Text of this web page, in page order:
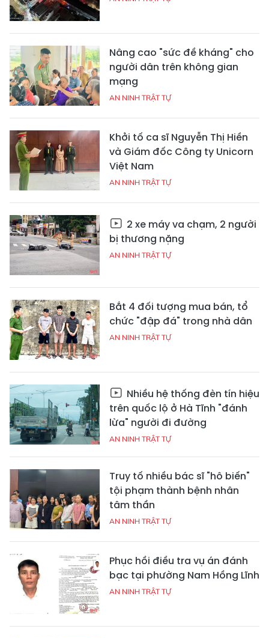
Nâng cao "sức đề kháng" cho
người dân trên không gian
mạng
AN NINH TRẬT TỰ
Khởi tố ca sĩ Nguyễn Thị Hiền
và Giám đốc Công ty Unicorn
Việt Nam
AN NINH TRẬT TỰ
2 xe máy va chạm, 2 người
bị thương nặng
AN NINH TRẬT TỰ
Bắt 4 đối tượng mua bán, tổ
chức "đập đá" trong nhà dân
AN NINH TRẬT TỰ
Nhiều hệ thống đèn tín hiệu
trên quốc lộ ở Hà Tĩnh "đánh
lừa" người đi đường
AN NINH TRẬT TỰ
Truy tố nhiều bác sĩ "hô biến"
tội phạm thành bệnh nhân
tâm thần
AN NINH TRẬT TỰ
Phục hồi điều tra vụ án đánh
bạc tại phường Nam Hồng Lĩnh
AN NINH TRẬT TỰ